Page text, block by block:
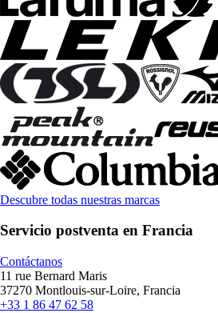
Descubre todas nuestras marcas
Servicio postventa en Francia
Contáctanos
11 rue Bernard Maris
37270 Montlouis-sur-Loire, Francia
+33 1 86 47 62 58